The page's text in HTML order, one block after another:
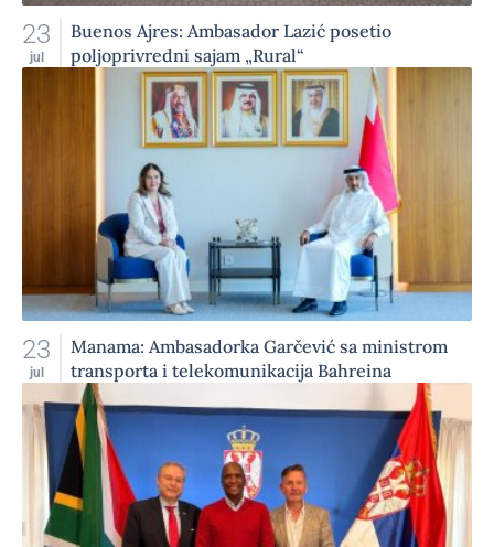
23
jul
Buenos Ajres: Ambasador Lazić posetio
poljoprivredni sajam „Rural“
23
jul
Manama: Ambasadorka Garčević sa ministrom
transporta i telekomunikacija Bahreina